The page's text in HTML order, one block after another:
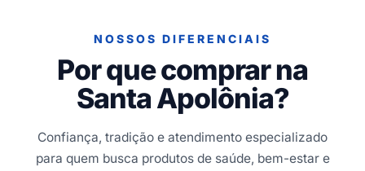
NOSSOS DIFERENCIAIS
Por que comprar na
Santa Apolônia?
Confiança, tradição e atendimento especializado
para quem busca produtos de saúde, bem-estar e